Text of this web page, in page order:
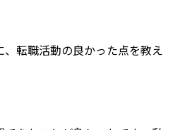
転職活動の良かった点を教え